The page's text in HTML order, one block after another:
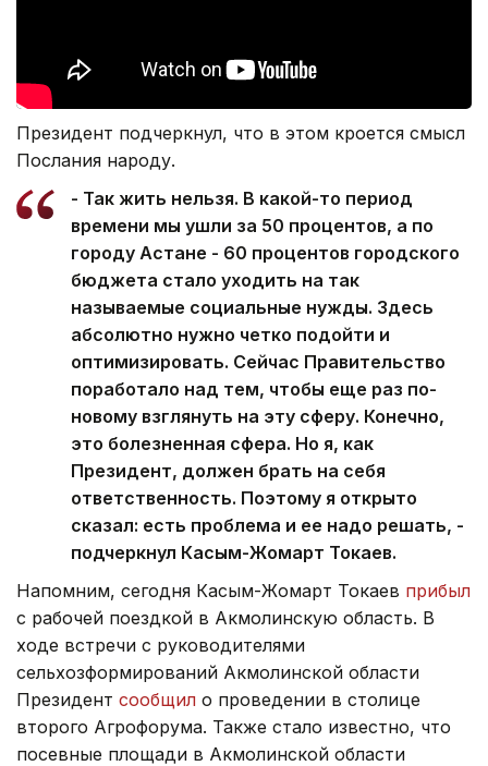
Президент подчеркнул, что в этом кроется смысл
Послания народу.
- Так жить нельзя. В какой-то период
времени мы ушли за 50 процентов, а по
городу Астане - 60 процентов городского
бюджета стало уходить на так
называемые социальные нужды. Здесь
абсолютно нужно четко подойти и
оптимизировать. Сейчас Правительство
поработало над тем, чтобы еще раз по-
новому взглянуть на эту сферу. Конечно,
это болезненная сфера. Но я, как
Президент, должен брать на себя
ответственность. Поэтому я открыто
сказал: есть проблема и ее надо решать, -
подчеркнул Касым-Жомарт Токаев.
Напомним, сегодня Касым-Жомарт Токаев прибыл
с рабочей поездкой в Акмолинскую область. В
ходе встречи с руководителями
сельхозформирований Акмолинской области
Президент сообщил о проведении в столице
второго Агрофорума. Также стало известно, что
посевные площади в Акмолинской области